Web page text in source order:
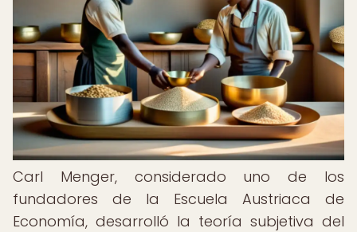
Carl Menger, considerado uno de los
fundadores de la Escuela Austriaca de
Economía, desarrolló la teoría subjetiva del